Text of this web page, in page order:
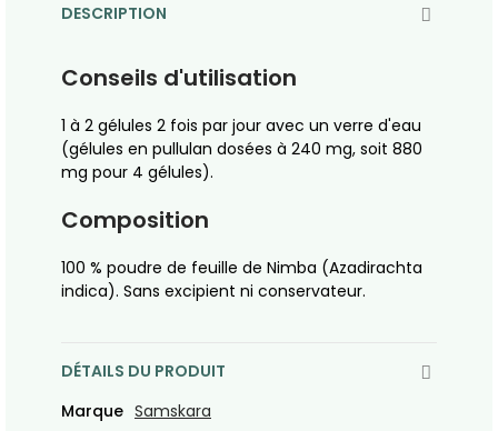
DESCRIPTION
Conseils d'utilisation
1 à 2 gélules 2 fois par jour avec un verre d'eau
(gélules en pullulan dosées à 240 mg, soit 880
mg pour 4 gélules).
Composition
100 % poudre de feuille de Nimba (Azadirachta
indica). Sans excipient ni conservateur.
DÉTAILS DU PRODUIT
Marque Samskara